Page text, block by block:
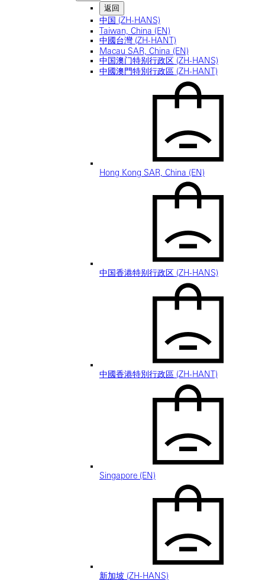
返回
中国 (ZH-HANS)
Taiwan, China (EN)
中國台灣 (ZH-HANT)
Macau SAR, China (EN)
中国澳门特别行政区 (ZH-HANS)
中國澳門特別行政區 (ZH-HANT)
Hong Kong SAR, China (EN)
中国香港特别行政区 (ZH-HANS)
中國香港特別行政區 (ZH-HANT)
Singapore (EN)
新加坡 (ZH-HANS)